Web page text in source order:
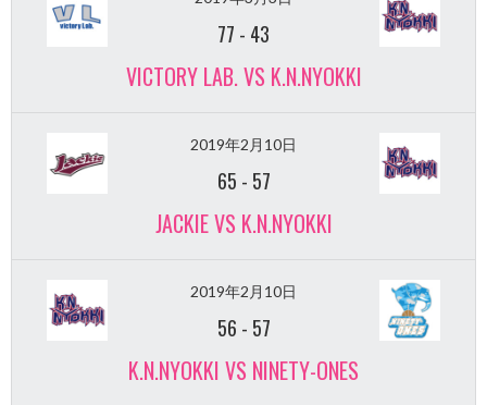
77 - 43
VICTORY LAB. VS K.N.NYOKKI
2019年2月10日
65 - 57
JACKIE VS K.N.NYOKKI
2019年2月10日
56 - 57
K.N.NYOKKI VS NINETY-ONES